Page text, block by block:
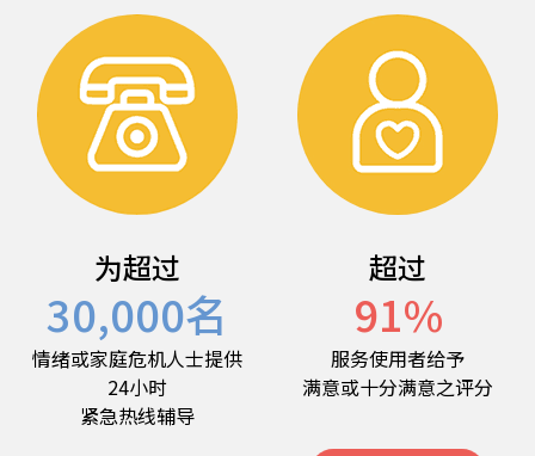
为超过
30,000名
情绪或家庭危机人士提供
24小时
紧急热线辅导
超过
91%
服务使用者给予
满意或十分满意之评分